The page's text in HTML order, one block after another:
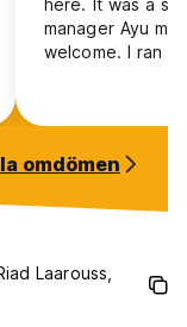
here. It was a
manager Ayu
welcome. I ran
he could help as
private silent no
square and
omdömen
Laarouss,